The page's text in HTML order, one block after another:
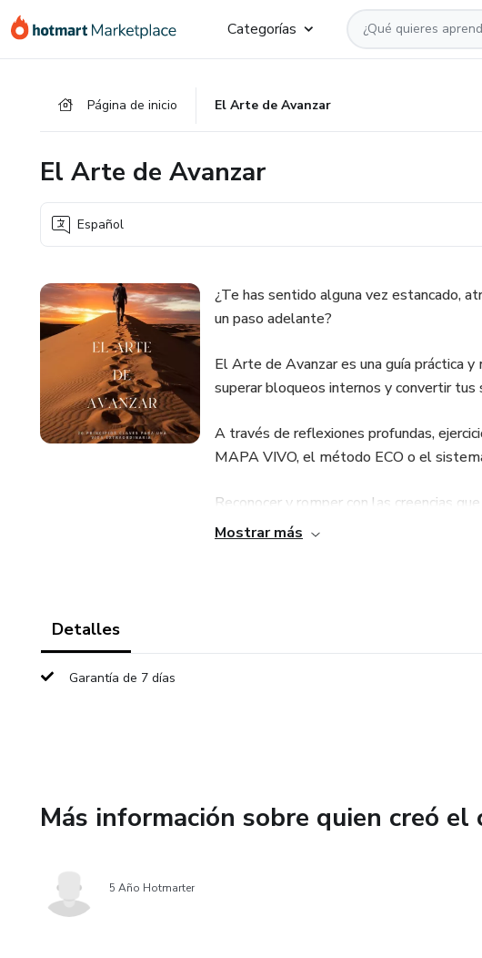
Categorías
Página de inicio El Arte de Avanzar
El Arte de Avanzar
Español
¿Te has sentido alguna vez estancado,
un paso adelante?
El Arte de Avanzar es una guía práctica
superar bloqueos internos y convertir
A través de reflexiones profundas,
MAPA VIVO, el método ECO o el
Reconocer y romper con las creencias
Mostrar más
Detalles
Garantía de 7 días
Más información sobre quien creó el
5 Año Hotmarter